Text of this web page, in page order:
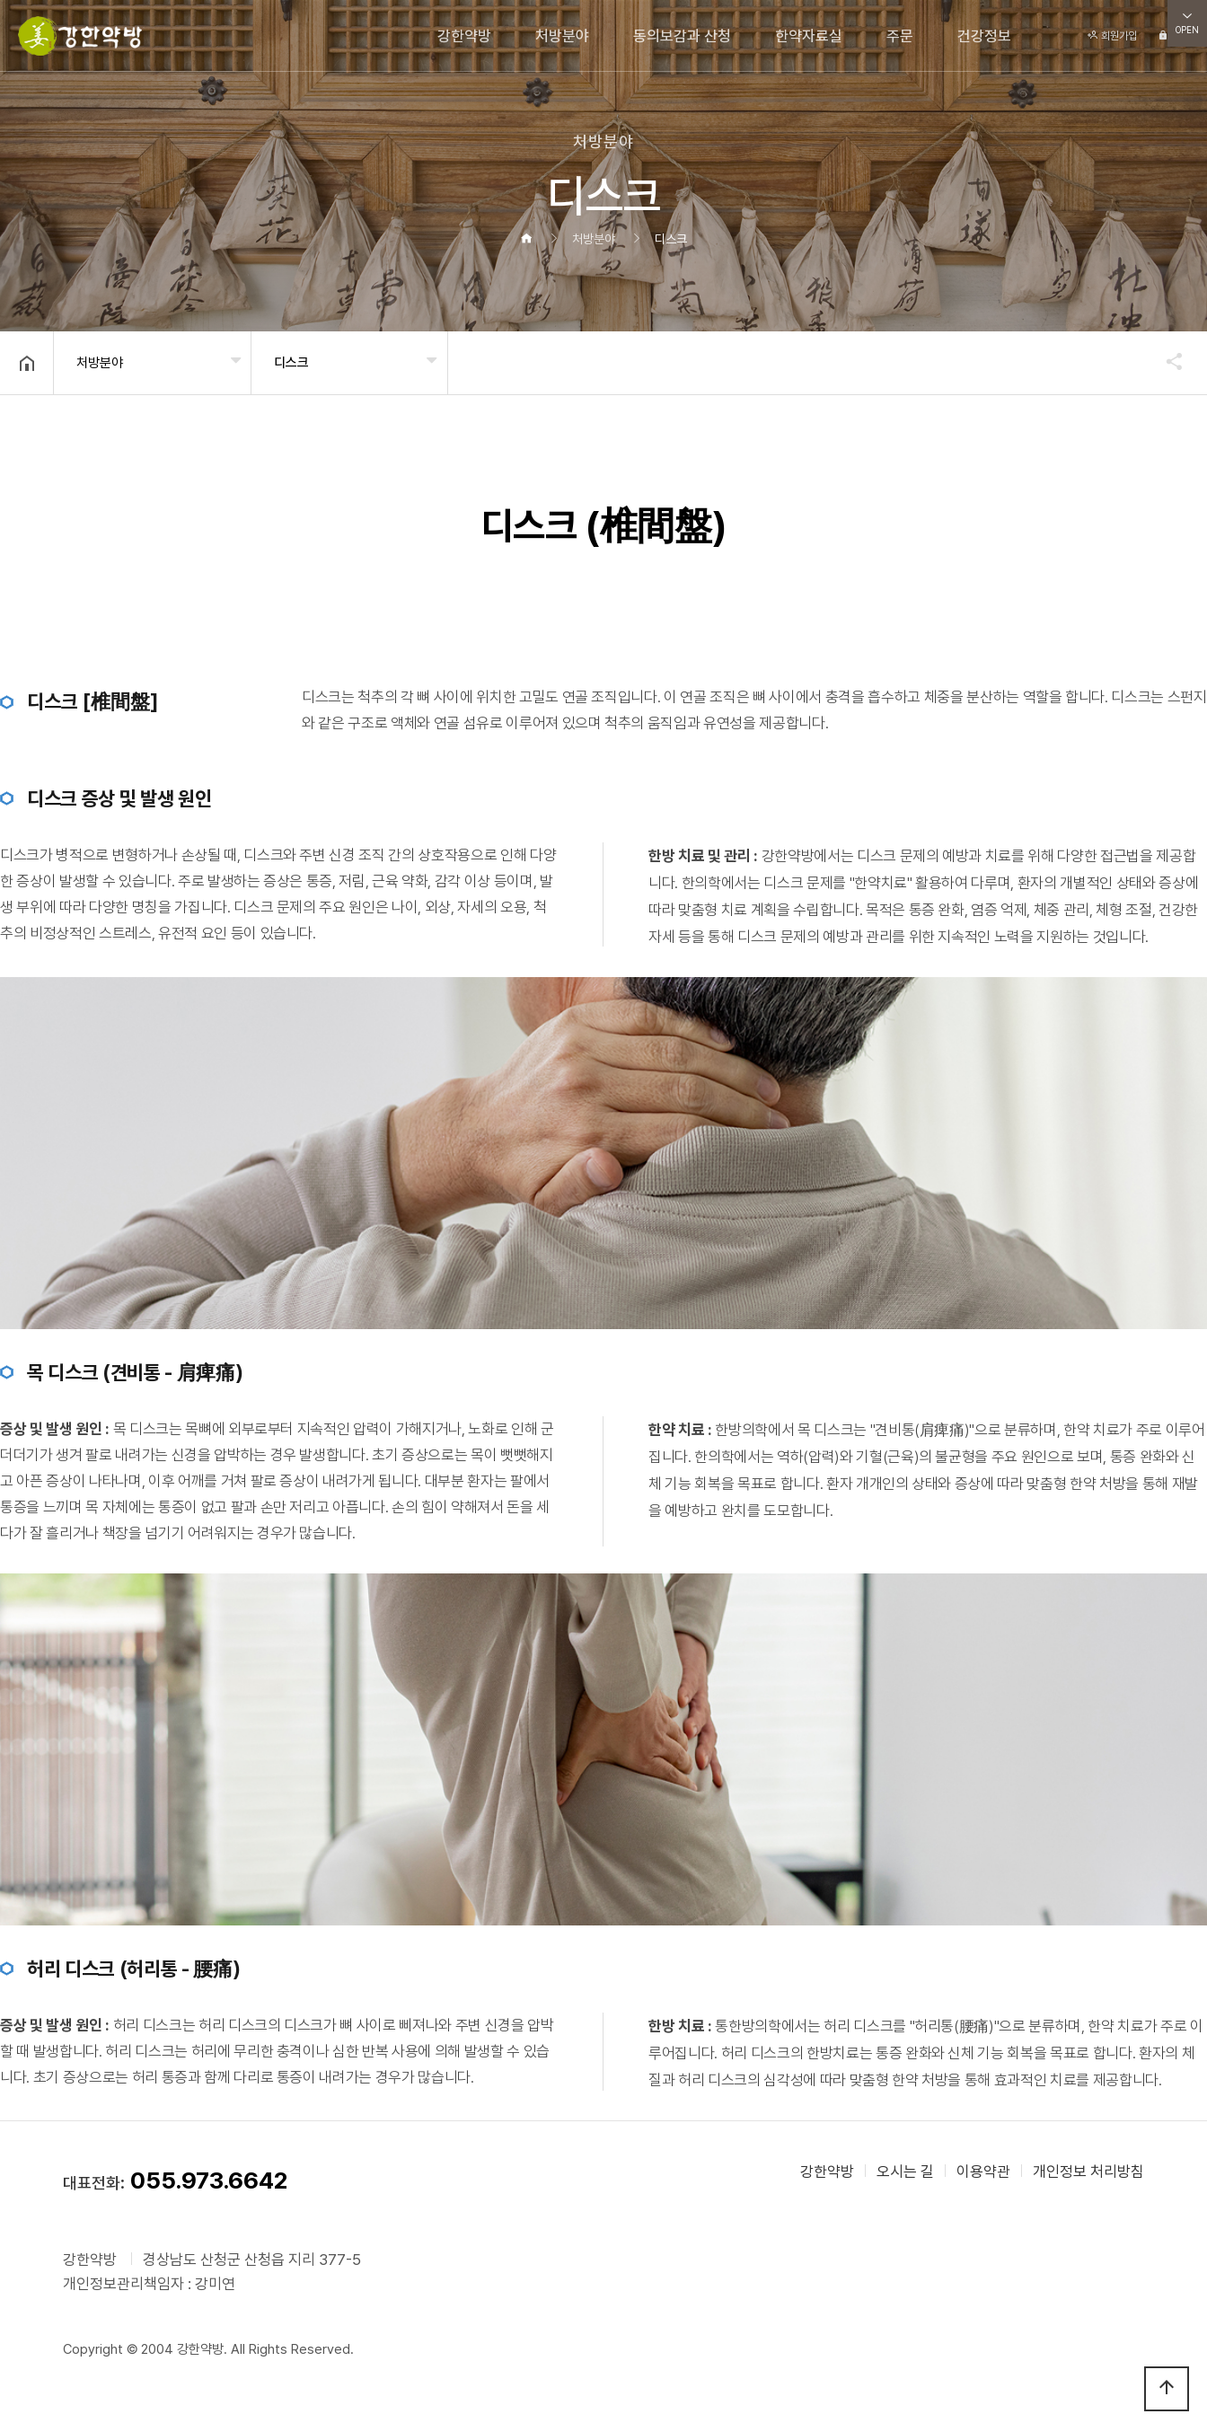
OPEN
강한약방 처방분야 동의보감과 산청 한약자료실 주문 건강정보 회원가입 로그인
처방분야
디스크
처방분야 디스크
처방분야 디스크
디스크 (椎間盤)
디스크 [椎間盤]
디스크는 척추의 각 뼈 사이에 위치한 고밀도 연골 조직입니다. 이 연골 조직은 뼈 사이에서 충격을 흡수하고 체중을 분산하는 역할을 합니다. 디스크는 스펀지
와 같은 구조로 액체와 연골 섬유로 이루어져 있으며 척추의 움직임과 유연성을 제공합니다.
디스크 증상 및 발생 원인
디스크가 병적으로 변형하거나 손상될 때, 디스크와 주변 신경 조직 간의 상호작용으로 인해 다양
한 증상이 발생할 수 있습니다. 주로 발생하는 증상은 통증, 저림, 근육 약화, 감각 이상 등이며, 발
생 부위에 따라 다양한 명칭을 가집니다. 디스크 문제의 주요 원인은 나이, 외상, 자세의 오용, 척
추의 비정상적인 스트레스, 유전적 요인 등이 있습니다.
한방 치료 및 관리 : 강한약방에서는 디스크 문제의 예방과 치료를 위해 다양한 접근법을 제공합
니다. 한의학에서는 디스크 문제를 "한약치료" 활용하여 다루며, 환자의 개별적인 상태와 증상에
따라 맞춤형 치료 계획을 수립합니다. 목적은 통증 완화, 염증 억제, 체중 관리, 체형 조절, 건강한
자세 등을 통해 디스크 문제의 예방과 관리를 위한 지속적인 노력을 지원하는 것입니다.
목 디스크 (견비통 - 肩痺痛)
증상 및 발생 원인 : 목 디스크는 목뼈에 외부로부터 지속적인 압력이 가해지거나, 노화로 인해 군
더더기가 생겨 팔로 내려가는 신경을 압박하는 경우 발생합니다. 초기 증상으로는 목이 뻣뻣해지
고 아픈 증상이 나타나며, 이후 어깨를 거쳐 팔로 증상이 내려가게 됩니다. 대부분 환자는 팔에서
통증을 느끼며 목 자체에는 통증이 없고 팔과 손만 저리고 아픕니다. 손의 힘이 약해져서 돈을 세
다가 잘 흘리거나 책장을 넘기기 어려워지는 경우가 많습니다.
한약 치료 : 한방의학에서 목 디스크는 "견비통(肩痺痛)"으로 분류하며, 한약 치료가 주로 이루어
집니다. 한의학에서는 역하(압력)와 기혈(근육)의 불균형을 주요 원인으로 보며, 통증 완화와 신
체 기능 회복을 목표로 합니다. 환자 개개인의 상태와 증상에 따라 맞춤형 한약 처방을 통해 재발
을 예방하고 완치를 도모합니다.
허리 디스크 (허리통 - 腰痛)
증상 및 발생 원인 : 허리 디스크는 허리 디스크의 디스크가 뼈 사이로 삐져나와 주변 신경을 압박
할 때 발생합니다. 허리 디스크는 허리에 무리한 충격이나 심한 반복 사용에 의해 발생할 수 있습
니다. 초기 증상으로는 허리 통증과 함께 다리로 통증이 내려가는 경우가 많습니다.
한방 치료 :통한방의학에서는 허리 디스크를 "허리통(腰痛)"으로 분류하며, 한약 치료가 주로 이
루어집니다. 허리 디스크의 한방치료는 통증 완화와 신체 기능 회복을 목표로 합니다. 환자의 체
질과 허리 디스크의 심각성에 따라 맞춤형 한약 처방을 통해 효과적인 치료를 제공합니다.
대표전화: 055.973.6642 강한약방 오시는 길 이용약관 개인정보 처리방침
강한약방
경상남도 산청군 산청읍 지리 377-5
개인정보관리책임자 : 강미연
Copyright © 2004 강한약방. All Rights Reserved.
arrow_upward